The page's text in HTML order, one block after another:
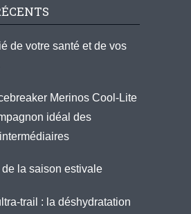
de votre santé et de vos
Merinos Cool-Lite
idéal des
de la saison estivale
trail : la déshydratation